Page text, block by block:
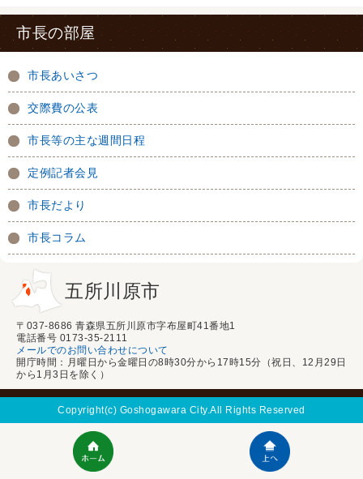
市長の部屋
市長あいさつ
交際費の公表
市長等の主な週間日程
定例記者会見
市長だより
市長コラム
五所川原市
〒037-8686 青森県五所川原市字布屋町41番地1
電話番号 0173-35-2111
メールでのお問い合わせについて
開庁時間：月曜日から金曜日の8時30分から17時15分（祝日、12月29日
から1月3日を除く）
Copyright(c) Goshogawara City.All Rights Reserved